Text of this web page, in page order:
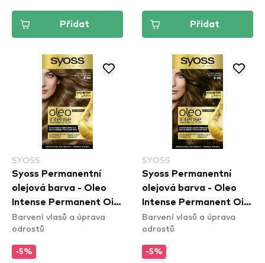
Přidat Přidat
SYOSS
Syoss Permanentní
olejová barva - Oleo
Intense Permanent Oil
Color - 6-80 Hezelnut
Blond
Barvení vlasů a úprava
odrostů
-5%
SYOSS
Syoss Permanentní
olejová barva - Oleo
Intense Permanent Oil
Color - 4-60 Gold
Brown
Barvení vlasů a úprava
odrostů
-5%